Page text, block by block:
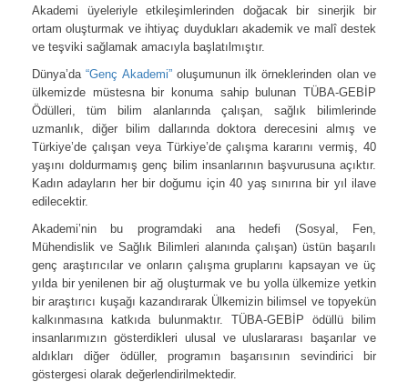
Akademi üyeleriyle etkileşimlerinden doğacak bir sinerjik bir
ortam oluşturmak ve ihtiyaç duydukları akademik ve malî destek
ve teşviki sağlamak amacıyla başlatılmıştır.
Dünya’da“Genç Akademi” oluşumunun ilk örneklerinden olan ve
ülkemizde müstesna bir konuma sahip bulunan TÜBA-GEBİP
Ödülleri, tüm bilim alanlarında çalışan, sağlık bilimlerinde
uzmanlık, diğer bilim dallarında doktora derecesini almış ve
Türkiye’de çalışan veya Türkiye’de çalışma kararını vermiş, 40
yaşını doldurmamış genç bilim insanlarının başvurusuna açıktır.
Kadın adayların her bir doğumu için 40 yaş sınırına bir yıl ilave
edilecektir.
Akademi’nin bu programdaki ana hedefi (Sosyal, Fen,
Mühendislik ve Sağlık Bilimleri alanında çalışan) üstün başarılı
genç araştırıcılar ve onların çalışma gruplarını kapsayan ve üç
yılda bir yenilenen bir ağ oluşturmak ve bu yolla ülkemize yetkin
bir araştırıcı kuşağı kazandırarak Ülkemizin bilimsel ve topyekün
kalkınmasına katkıda bulunmaktır. TÜBA-GEBİP ödüllü bilim
insanlarımızın gösterdikleri ulusal ve uluslararası başarılar ve
aldıkları diğer ödüller, programın başarısının sevindirici bir
göstergesi olarak değerlendirilmektedir.